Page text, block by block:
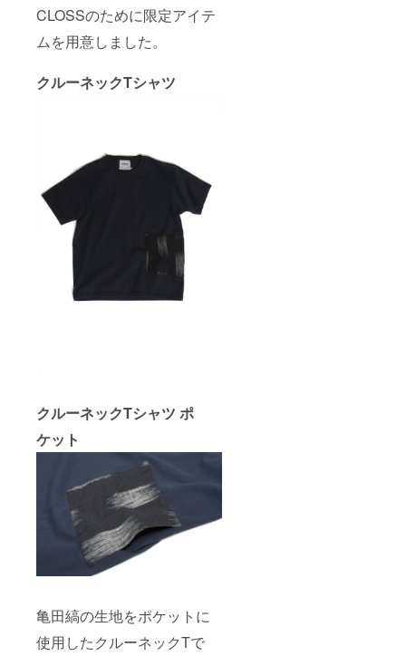
CLOSSのために限定アイテ
ムを用意しました。
クルーネックTシャツ
クルーネックTシャツ ポ
ケット
亀田縞の生地をポケットに
使用したクルーネックTで